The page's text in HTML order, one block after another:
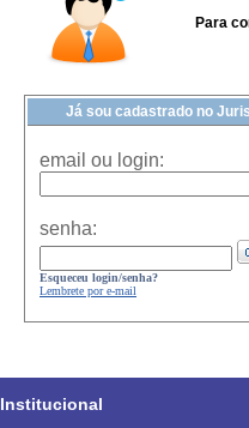
Para
Já sou cadastrado no
email ou login:
senha:
Esqueceu login/senha?
Lembrete por e-mail
Institucional